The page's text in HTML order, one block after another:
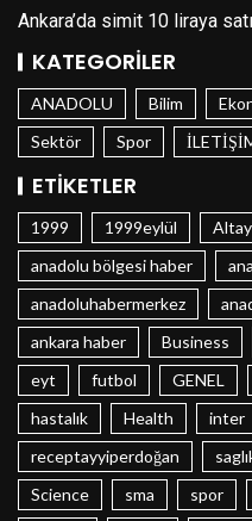
Ankara’da simit 10 liraya
KATEGORILER
ANADOLU Bilim
Sektör
Spor
ETIKETLER
1999 1999eylül Altay
anadolu bölgesi haber
anadoluhabermerkez
ankara haber
Business
eyt
futbol GENEL
hastalık
Health inter
receptayyiperdoğan
Science
sma spor